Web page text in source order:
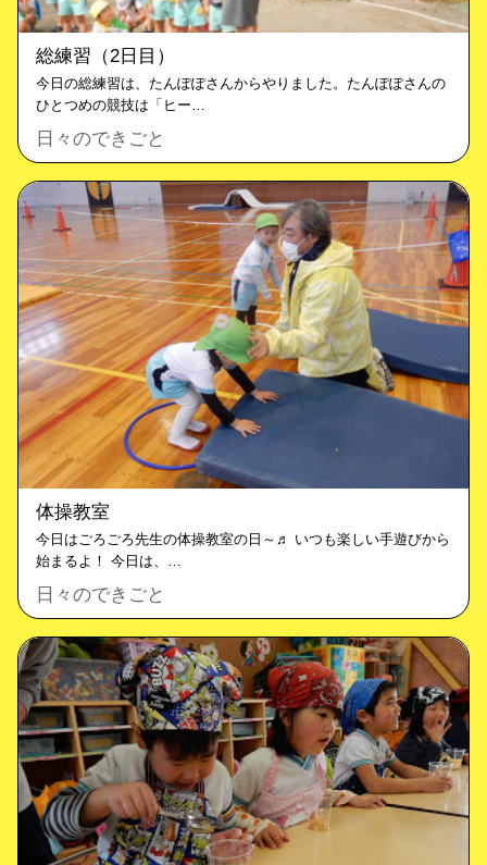
総練習（2日目）
今日の総練習は、たんぽぽさんからやりました。たんぽぽさんの
ひとつめの競技は「ヒー…
日々のできごと
体操教室
今日はごろごろ先生の体操教室の日～♬ いつも楽しい手遊びから
始まるよ！ 今日は、…
日々のできごと